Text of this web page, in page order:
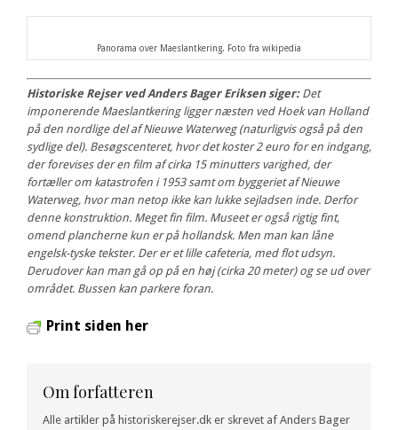
Panorama over Maeslantkering. Foto fra wikipedia
Historiske Rejser ved Anders Bager Eriksen siger: Det
imponerende Maeslantkering ligger næsten ved Hoek van Holland
på den nordlige del af Nieuwe Waterweg (naturligvis også på den
sydlige del). Besøgscenteret, hvor det koster 2 euro for en indgang,
der forevises der en film af cirka 15 minutters varighed, der
fortæller om katastrofen i 1953 samt om byggeriet af Nieuwe
Waterweg, hvor man netop ikke kan lukke sejladsen inde. Derfor
denne konstruktion. Meget fin film. Museet er også rigtig fint,
omend plancherne kun er på hollandsk. Men man kan låne
engelsk-tyske tekster. Der er et lille cafeteria, med flot udsyn.
Derudover kan man gå op på en høj (cirka 20 meter) og se ud over
området. Bussen kan parkere foran.
Print siden her
Om forfatteren
Alle artikler på historiskerejser.dk er skrevet af Anders Bager